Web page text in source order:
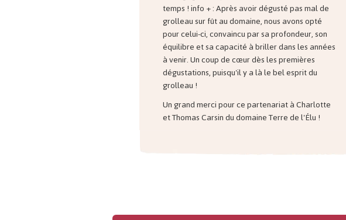
temps ! info + : Après avoir dégusté pas mal de
grolleau sur fût au domaine, nous avons opté
pour celui-ci, convaincu par sa profondeur, son
équilibre et sa capacité à briller dans les années
à venir. Un coup de cœur dès les premières
dégustations, puisqu'il y a là le bel esprit du
grolleau !
Un grand merci pour ce partenariat à Charlotte
et Thomas Carsin du domaine Terre de l'Élu !